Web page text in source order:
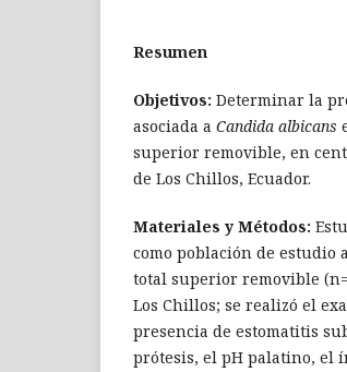
Resumen
Objetivos: Determinar la
asociada a Candida albicans
superior removible, en
de Los Chillos, Ecuador.
Materiales y Métodos:
como población de estudio
total superior removible
Los Chillos; se realizó el
presencia de estomatitis
prótesis, el pH palatino, el